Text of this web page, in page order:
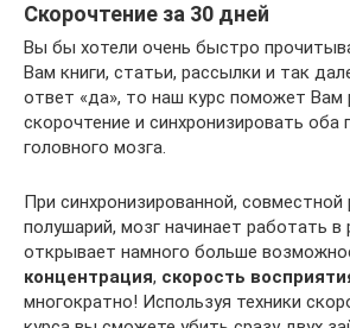
Скорочтение за 30 дней
Вы бы хотели очень быстро
Вам книги, статьи, рассылки и так
ответ «да», то наш курс поможет Вам
скорочтение и синхронизировать оба
головного мозга.
При синхронизированной, совместной
полушарий, мозг начинает работать
открывает намного больше
концентрация, скорость
многократно! Используя техники